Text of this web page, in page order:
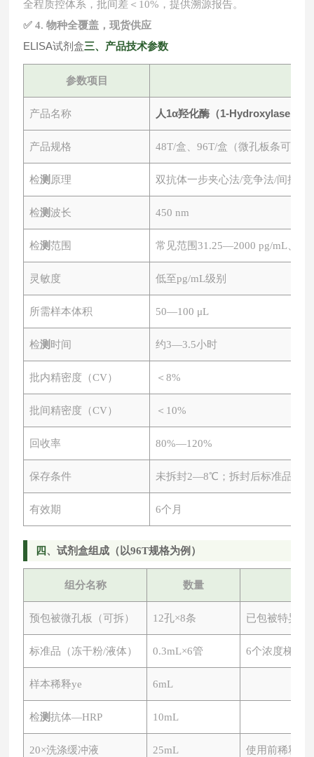
全程质控体系，批间差＜ 10%，提供溯源报告。
✅ 4. 物种全覆盖，现货供应
ELISA试剂盒三、产品技术参数
参数项目
产品名称 人1α羟化酶（1-Hydroxylase）
产品规格 48T/盒、96T/盒（微孔板条可拆）
检测 原理 双抗体一步夹心法/竞争法/间接法
检测波长 450 nm
检测范围 常见范围31.25—2000 pg/mL、
灵敏度 低至pg/mL级别
所需样本体积 50—100 μL
检测 时间 约3—3.5小时
批内精密度（CV） ＜8%
批间精密度（CV） ＜ 10%
回收率 80%—120%
保存条件 未拆封2—8℃；拆封后标准品-
有效期 6个月
四、试剂盒组成（以96T规格为例）
组分名称 数量
预包被微孔板（可拆） 12孔×8条 已包被特异性
标准品（冻干粉/液体） 0.3mL×6管 6个浓度梯度
样本稀释ye 6mL
检测抗体—HRP 10mL
20×洗涤缓冲液 25mL 使用前稀释